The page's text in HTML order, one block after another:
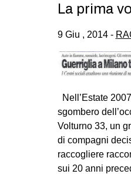
La prima
9 Giu , 2014 -
Nell’Estate
sgombero
Volturno 33, un
di compagni
raccogliere
sui 20 anni